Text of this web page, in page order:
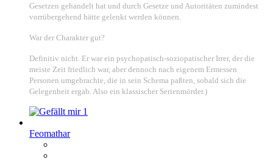
Gesetzen gehandelt hat und durch Gesetze und Autoritäten zumindest
vorrübergehend hätte gelenkt werden können.
War der Charakter gut?
Definitiv nicht. Er war ein psychopatisch-soziopatischer Irrer, der die
meiste Zeit friedlich war, aber dennoch nach eigenem Ermessen
Personen umgebrachte, die in sein Schema paßten, sobald sich die
Gelegenheit ergab. Also ein klassischer Serienmörder.)
1
Feomathar